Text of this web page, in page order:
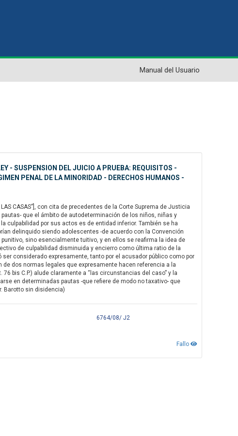
Manual del Usuario
- SUSPENSION DEL JUICIO A PRUEBA: REQUISITOS -
PENAL DE LA MINORIDAD - DERECHOS HUMANOS -
CASAS”], con cita de precedentes de la Corte Suprema de Justicia
que el ámbito de autodeterminación de los niños, niñas y
culpabilidad por sus actos es de entidad inferior. También se ha
delinquido siendo adolescentes -de acuerdo con la Convención
sino esencialmente tuitivo, y en ellos se reafirma la idea de
de culpabilidad disminuida y encierro como última ratio de la
ser considerado expresamente, tanto por el acusador público como por
dos normas legales que expresamente hacen referencia a la
bis C.P.) alude claramente a “las circunstancias del caso” y la
en determinadas pautas -que refiere de modo no taxativo- que
Barotto sin disidencia)
6764/08/ J2
Fallo